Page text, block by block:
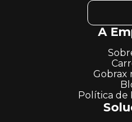
A
Gobrax
Política de